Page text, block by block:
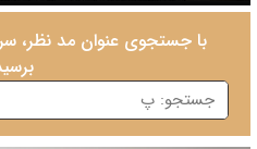
با جستجوی عنوان مد نظر،